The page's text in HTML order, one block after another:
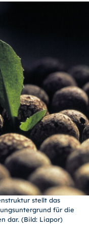
stellt das
für die
dar. (Bild: Liapor)